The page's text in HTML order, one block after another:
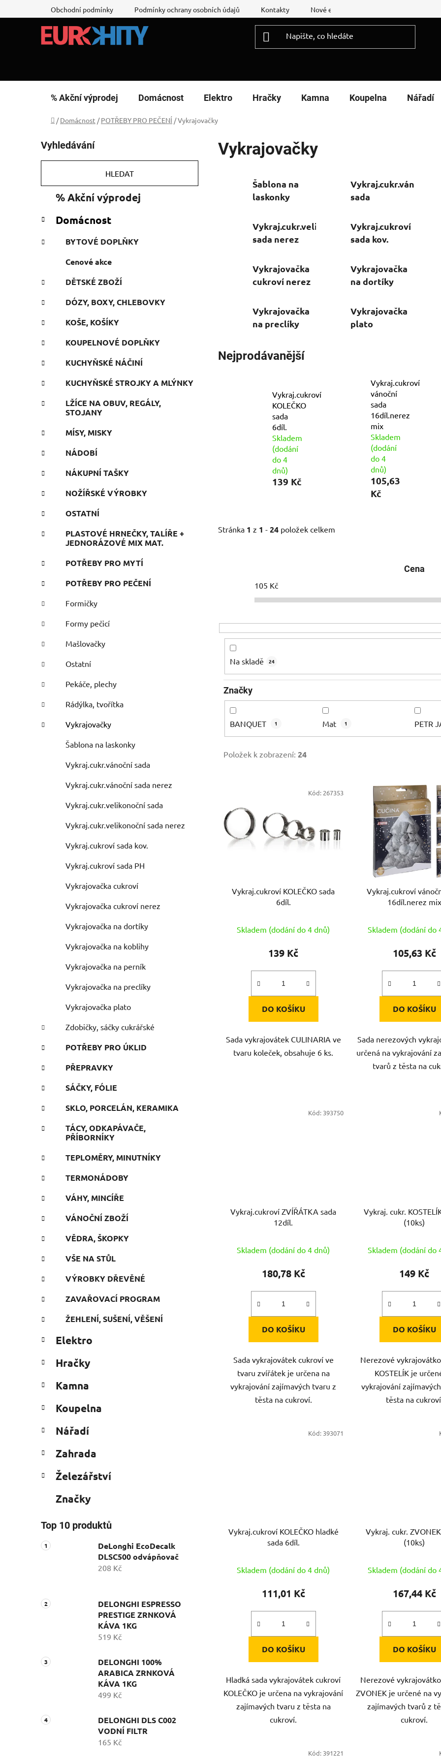
na
Obchodní podmínky Podmínky ochrany osobních údajů Kontakty Nové energetické štítky
% Akční výprodej Domácnost Elektro Hračky Kamna Koupelna Nářadí
Domů
/ Domácnost / POTŘEBY PRO PEČENÍ /Vykrajovačky
o
s
r
n
í
n
e
l
Vyhledávání
HLEDAT
kategorie
e
o
e
% Akční výprodej
Domácnost
BYTOVÉ DOPLŇKY
Cenové akce
DĚTSKÉ ZBOŽÍ
DÓZY, BOXY, CHLEBOVKY
KOŠE, KOŠÍKY
KOUPELNOVÉ DOPLŇKY
KUCHYŇSKÉ NÁČINÍ
KUCHYŇSKÉ STROJKY A MLÝNKY
LŽÍCE NA OBUV, REGÁLY,
STOJANY
MÍSY, MISKY
NÁDOBÍ
NÁKUPNÍ TAŠKY
NOŽÍŘSKÉ VÝROBKY
OSTATNÍ
PLASTOVÉ HRNEČKY, TALÍŘE +
JEDNORÁZOVÉ MIX MAT.
POTŘEBY PRO MYTÍ
POTŘEBY PRO PEČENÍ
Formičky
Formy pečicí
Mašlovačky
Ostatní
Pekáče, plechy
Rádýlka, tvořítka
Vykrajovačky
Šablona na laskonky
Vykraj.cukr.vánoční sada
Vykraj.cukr.vánoční sada nerez
Vykraj.cukr.velikonoční sada
Vykraj.cukr.velikonoční sada nerez
Vykraj.cukroví sada kov.
Vykraj.cukroví sada PH
Vykrajovačka cukroví
Vykrajovačka cukroví nerez
Vykrajovačka na dortíky
Vykrajovačka na koblihy
Vykrajovačka na perník
Vykrajovačka na preclíky
Vykrajovačka plato
Zdobičky, sáčky cukrářské
POTŘEBY PRO ÚKLID
PŘEPRAVKY
SÁČKY, FÓLIE
SKLO, PORCELÁN, KERAMIKA
TÁCY, ODKAPÁVAČE,
PŘÍBORNÍKY
TEPLOMĚRY, MINUTNÍKY
TERMONÁDOBY
VÁHY, MINCÍŘE
VÁNOČNÍ ZBOŽÍ
VĚDRA, ŠKOPKY
VŠE NA STŮL
VÝROBKY DŘEVĚNÉ
ZAVAŘOVACÍ PROGRAM
ŽEHLENÍ, SUŠENÍ, VĚŠENÍ
Elektro
Hračky
Kamna
Koupelna
Nářadí
Zahrada
Železářství
Značky
Top 10 produktů
DeLonghi EcoDecalk
DLSC500 odvápňovač
208 Kč
DELONGHI ESPRESSO
PRESTIGE ZRNKOVÁ
KÁVA 1KG
519 Kč
DELONGHI 100%
ARABICA ZRNKOVÁ
KÁVA 1KG
499 Kč
DELONGHI DLS C002
VODNÍ FILTR
165 Kč
Vykrajovačky
Šablona na
laskonky
Vykraj.cukr.vánoční
sada
Vykraj.cukr.velikonoční
sada nerez
Vykraj.cukroví
sada kov.
Vykrajovačka
cukroví nerez
Vykrajovačka
na dortíky
Vykrajovačka
na preclíky
Vykrajovačka
plato
Nejprodávanější
Vykraj.cukroví
KOLEČKO
sada
6díl.
Skladem
(dodání
do 4
dnů)
139 Kč
Vykraj.cukroví
vánoční
sada
16díl.nerez
mix
Skladem
(dodání
do 4
dnů)
105,63
Kč
Stránka 1 z 1 - 24 položek celkem
Cena
105 Kč
Na skladě 24
Značky
BANQUET 1 Mat 1 PETR
Položek k zobrazení: 24
Vykraj.cukroví KOLEČKO sada
6díl.
Skladem (dodání do 4 dnů)
139 Kč
DO KOŠÍKU
Sada vykrajovátek CULINARIA ve
tvaru koleček, obsahuje 6 ks.
Kód: 267353
Vykraj.cukroví
16díl.nerez mix
Skladem (dodání do
105,63 Kč
DO KOŠÍKU
Sada nerezových
určená na vykrajování
tvarů z těsta na
Vykraj.cukroví ZVÍŘÁTKA sada
12díl.
Skladem (dodání do 4 dnů)
180,78 Kč
DO KOŠÍKU
Sada vykrajovátek cukroví ve
tvaru zvířátek je určena na
vykrajování zajímavých tvaru z
těsta na cukroví.
Kód: 393750
Vykraj. cukr. KOSTELÍK
(10ks)
Skladem (dodání do
149 Kč
DO KOŠÍKU
Nerezové
KOSTELÍK je
vykrajování
těsta na cukroví.
Vykraj.cukroví KOLEČKO hladké
sada 6díl.
Skladem (dodání do 4 dnů)
111,01 Kč
DO KOŠÍKU
Hladká sada vykrajovátek cukroví
KOLEČKO je určena na vykrajování
zajímavých tvaru z těsta na
cukroví.
Kód: 393071
Vykraj. cukr.
(10ks)
Skladem (dodání do
167,44 Kč
DO KOŠÍKU
Nerezové
ZVONEK je určené na
zajímavých tvarů z
cukroví.
Kód: 391221